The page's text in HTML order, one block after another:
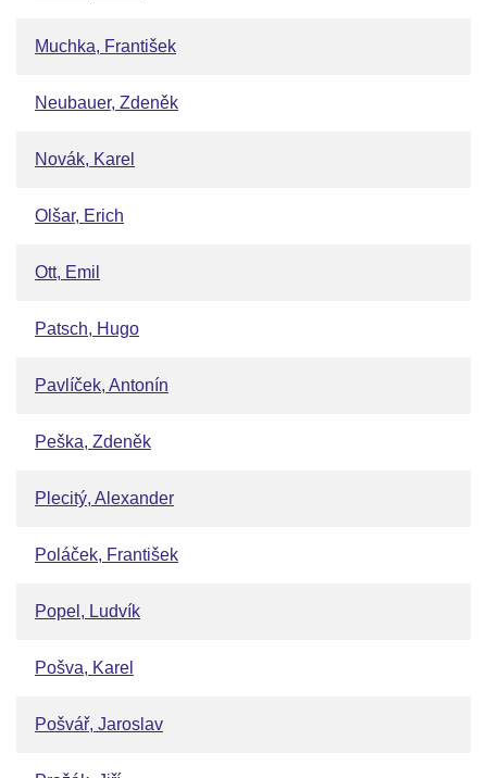
Muchka, František
Neubauer, Zdeněk
Novák, Karel
Olšar, Erich
Ott, Emil
Patsch, Hugo
Pavlíček, Antonín
Peška, Zdeněk
Plecitý, Alexander
Poláček, František
Popel, Ludvík
Pošva, Karel
Pošvář, Jaroslav